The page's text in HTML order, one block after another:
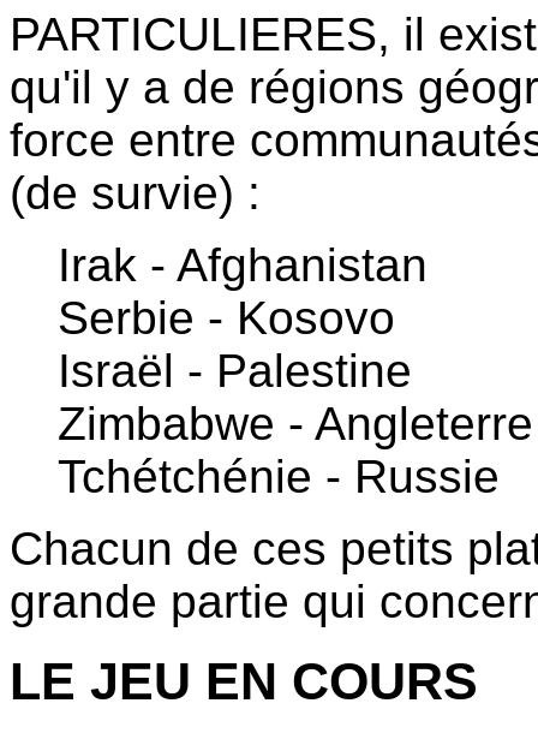
PARTICULIERES, il
qu'il y a de régions
force entre
(de survie) :
Irak - Afghanistan
Serbie - Kosovo
Israël - Palestine
Zimbabwe - Angleterre
Tchétchénie - Russie
Chacun de ces petits
grande partie qui
LE JEU EN COURS